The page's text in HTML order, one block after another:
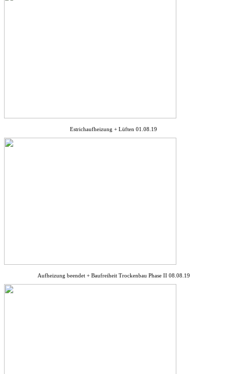
Estrichaufheizung + Lüften 01.08.19
Aufheizung beendet + Baufreiheit Trockenbau Phase II 08.08.19